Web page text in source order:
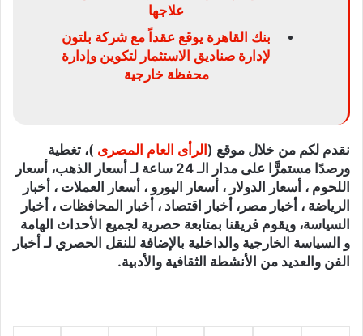
علاجها
بنك القاهرة يوقع عقداً مع شركة بلتون
لإدارة صناديق الاستثمار لتكوين وإدارة
محفظة خارجية
نقدم لكم من خلال موقع (الرأى العام المصرى )، تغطية
ورصدًا مستمرًّا على مدار الـ 24 ساعة لـ أسعار الذهب، أسعار
اللحوم ، أسعار الدولار ، أسعار اليورو ، أسعار العملات ، أخبار
الرياضة ، أخبار مصر، أخبار اقتصاد ، أخبار المحافظات ، أخبار
السياسة، ويقوم فريقنا بمتابعة حصرية لجميع الأحداث الهامة
و السياسة الخارجية والداخلية بالإضافة للنقل الحصري لـ أخبار
الفن والعديد من الأنشطة الثقافية والأدبية.